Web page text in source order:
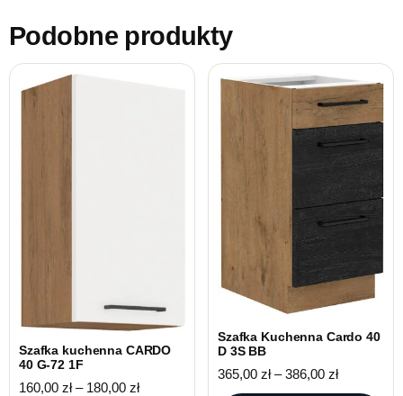
Podobne produkty
Szafka kuchenna CARDO
40 G-72 1F
160,00 zł – 180,00 złZakres cen: od 160,00 zł do 180,00 zł
Szafka Kuchenna Cardo 40
D 3S BB
365,00 zł – 386,00 złZakres